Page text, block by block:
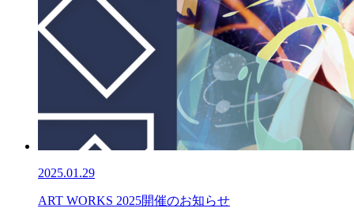
2025.01.29
ART WORKS 2025開催のお知らせ